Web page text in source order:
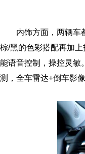
内饰方面，两辆车
棕/黑的色彩搭配再加
能语音控制，操控灵敏
测，全车雷达+倒车影